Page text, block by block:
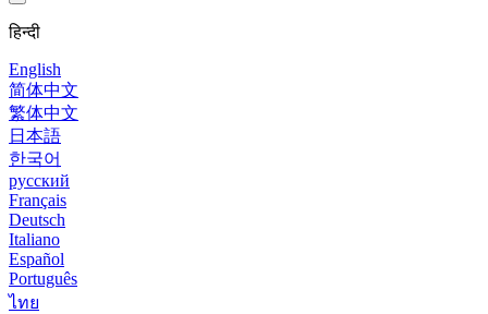
हिन्दी
English
简体中文
繁体中文
日本語
한국어
русский
Français
Deutsch
Italiano
Español
Português
ไทย